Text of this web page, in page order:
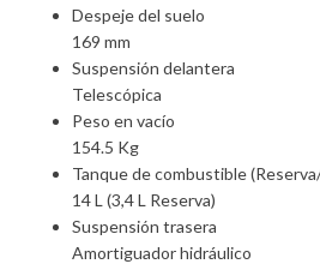
Despeje del suelo
169 mm
Suspensión delantera
Telescópica
Peso en vacío
154.5 Kg
Tanque de combustible
14 L (3,4 L Reserva)
Suspensión trasera
Amortiguador hidráulico